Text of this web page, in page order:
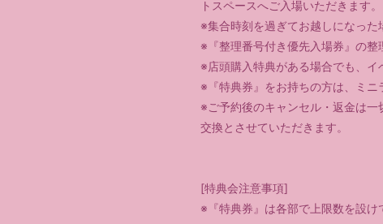
トスペースへご入場いただきます。
※集合時刻を過ぎてお越しになった
※『整理番号付き優先入場券』の整
※店頭購入特典がある場合でも、イ
※『特典券』をお持ちの方は、ミニ
※ご予約後のキャンセル・返金は
交換とさせていただきます。
[特典会注意事項]
※『特典券』は各部で上限数を設け